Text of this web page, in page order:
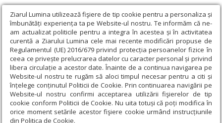
Ziarul Lumina utilizează fişiere de tip cookie pentru a personaliza și
îmbunătăți experiența ta pe Website-ul nostru. Te informăm că ne-
am actualizat politicile pentru a integra în acestea și în activitatea
curentă a Ziarului Lumina cele mai recente modificări propuse de
Regulamentul (UE) 2016/679 privind protecția persoanelor fizice în
ceea ce privește prelucrarea datelor cu caracter personal și privind
libera circulație a acestor date. Înainte de a continua navigarea pe
Website-ul nostru te rugăm să aloci timpul necesar pentru a citi și
înțelege conținutul Politicii de Cookie. Prin continuarea navigării pe
Website-ul nostru confirmi acceptarea utilizării fişierelor de tip
cookie conform Politicii de Cookie. Nu uita totuși că poți modifica în
orice moment setările acestor fişiere cookie urmând instrucțiunile
din Politica de Cookie.
Ziarul Lumina › Filantropie › Activităţi social-filantropice în
Mitropolia Olteniei
Activităţi social-filantropice în Mitropolia